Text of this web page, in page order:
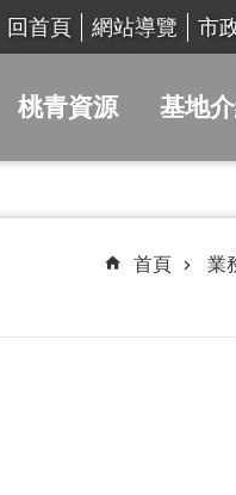
回首頁 網站導覽 市
桃青資源 基地
首頁 業